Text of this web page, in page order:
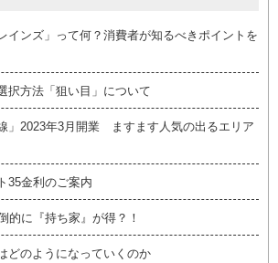
インズ」って何？消費者が知るべきポイントを
択方法「狙い目」について
」2023年3月開業 ますます人気の出るエリア
35金利のご案内
的に『持ち家』が得？！
どのようになっていくのか